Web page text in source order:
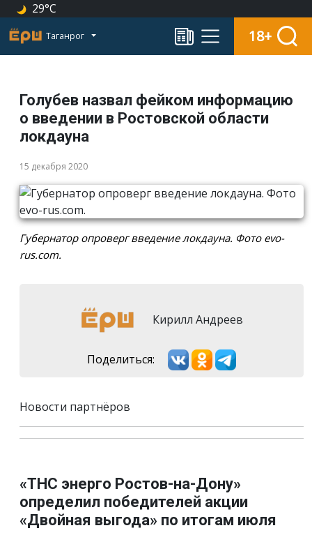
29°C
Таганрог 18+
Голубев назвал фейком информацию
о введении в Ростовской области
локдауна
15 декабря 2020
Губернатор опроверг введение локдауна. Фото evo-
rus.com.
Кирилл Андреев
Поделиться:
Новости партнёров
«ТНС энерго Ростов-на-Дону»
определил победителей акции
«Двойная выгода» по итогам июля